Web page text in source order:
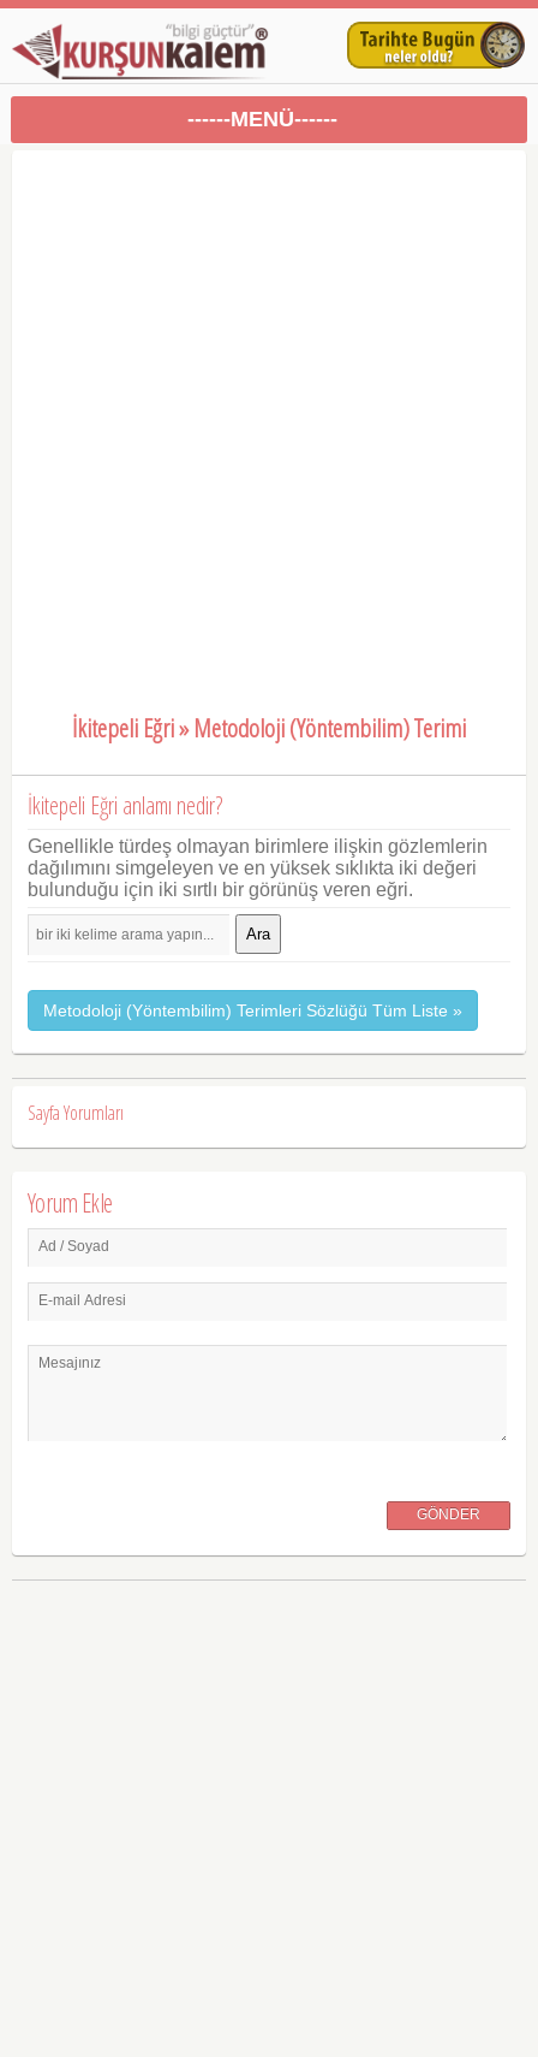
------MENÜ------
İkitepeli Eğri » Metodoloji (Yöntembilim) Terimi
İkitepeli Eğri anlamı nedir?
Genellikle türdeş olmayan birimlere ilişkin gözlemlerin
dağılımını simgeleyen ve en yüksek sıklıkta iki değeri
bulunduğu için iki sırtlı bir görünüş veren eğri.
Ara
Metodoloji (Yöntembilim) Terimleri Sözlüğü Tüm Liste »
Sayfa Yorumları
Yorum Ekle
Ad / Soyad
E-mail Adresi
Mesajınız
GÖNDER